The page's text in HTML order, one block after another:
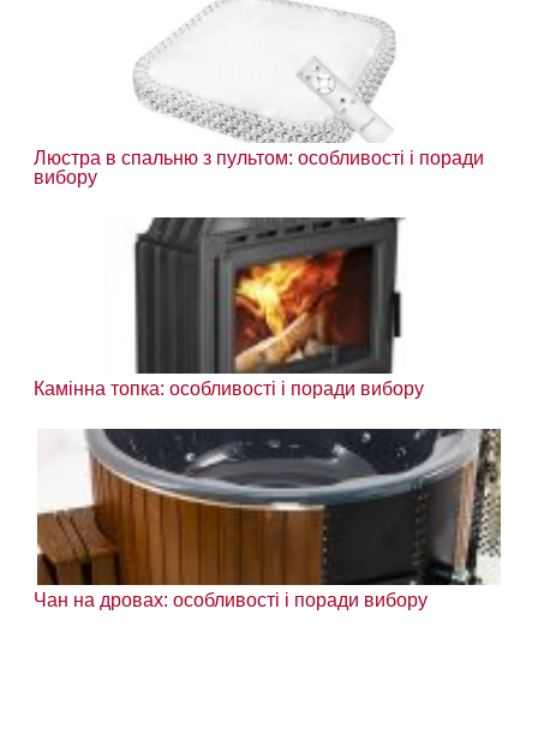
Люстра в спальню з пультом: особливості і поради
вибору
Камінна топка: особливості і поради вибору
Чан на дровах: особливості і поради вибору